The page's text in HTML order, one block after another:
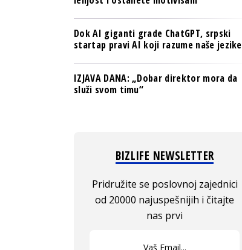
Dok AI giganti grade ChatGPT, srpski
startap pravi AI koji razume naše jezike
IZJAVA DANA: „Dobar direktor mora da
služi svom timu“
BIZLIFE NEWSLETTER
Pridružite se poslovnoj zajednici
od 20000 najuspešnijih i čitajte
nas prvi